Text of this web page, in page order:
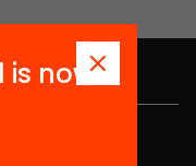
who already
projects for
is now